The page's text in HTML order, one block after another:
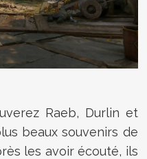
Raeb, Durlin et
beaux souvenirs de
les avoir écouté, ils